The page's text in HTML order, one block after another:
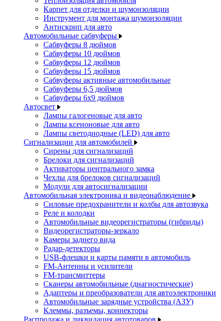
Карпет для отделки и шумоизоляции
Инструмент для монтажа шумоизоляции
Антискрип для авто
Автомобильные сабвуферы
Сабвуферы 8 дюймов
Сабвуферы 10 дюймов
Сабвуферы 12 дюймов
Сабвуферы 15 дюймов
Сабвуферы активные автомобильные
Сабвуферы 6,5 дюймов
Сабвуферы 6x9 дюймов
Автосвет
Лампы галогеновые для авто
Лампы ксеноновые для авто
Лампы светодиодные (LED) для авто
Сигнализации для автомобилей
Сирены для сигнализаций
Брелоки для сигнализаций
Активаторы центрального замка
Чехлы для брелоков сигнализаций
Модули для автосигнализации
Автомобильная электроника и видеонаблюдение
Силовые предохранители и колбы для автозвука
Реле и колодки
Автомобильные видеорегистраторы (гибриды)
Видеорегистраторы-зеркало
Камеры заднего вида
Радар-детекторы
USB-флешки и карты памяти в автомобиль
FM-Антенны и усилители
FM-трансмиттеры
Сканеры автомобильные (диагностические)
Адаптеры и преобразователи для автоэлектроники
Автомобильные зарядные устройства (АЗУ)
Клеммы, разъемы, коннекторы
Распродажа и ликвидация автотоваров